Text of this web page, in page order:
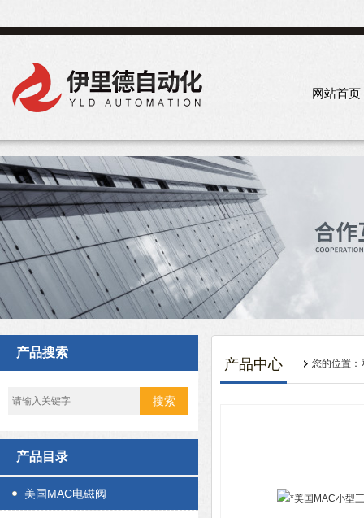
网站首页
产品搜索
产品目录
美国MAC电磁阀
产品中心 您的位置：